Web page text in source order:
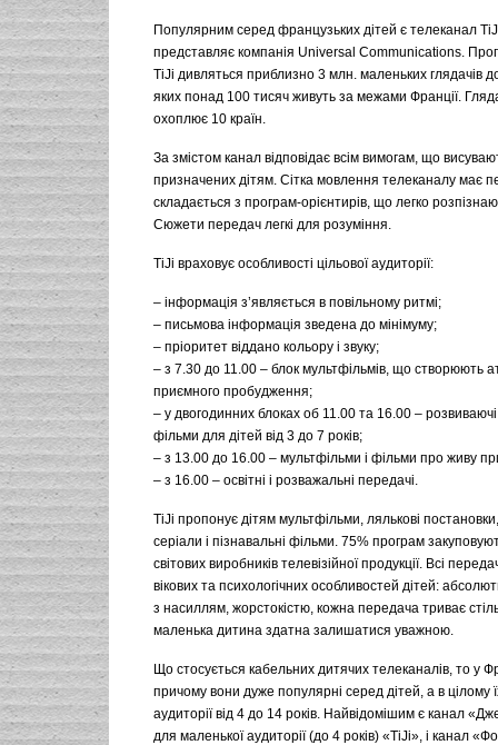
Популярним серед французьких дітей є телеканал
представляє компанія Universal Communications.
TiJi дивляться приблизно 3 млн. маленьких глядачів
яких понад 100 тисяч живуть за межами Франції.
охоплює 10 країн.
За змістом канал відповідає всім вимогам, що
призначених дітям. Сітка мовлення телеканалу має
складається з програм-орієнтирів, що легко
Сюжети передач легкі для розуміння.
TiJi враховує особливості цільової аудиторії:
– інформація з’являється в повільному ритмі;
– письмова інформація зведена до мінімуму;
– пріоритет віддано кольору і звуку;
– з 7.30 до 11.00 – блок мультфільмів, що створюють
приємного пробудження;
– у двогодинних блоках об 11.00 та 16.00 –
фільми для дітей від 3 до 7 років;
– з 13.00 до 16.00 – мультфільми і фільми про живу
– з 16.00 – освітні і розважальні передачі.
TiJi пропонує дітям мультфільми, лялькові
серіали і пізнавальні фільми. 75% програм
світових виробників телевізійної продукції. Всі
вікових та психологічних особливостей дітей:
з насиллям, жорстокістю, кожна передача триває
маленька дитина здатна залишатися уважною.
Що стосується кабельних дитячих телеканалів, то у
причому вони дуже популярні серед дітей, а в цілому
аудиторії від 4 до 14 років. Найвідомішим є канал
для маленької аудиторії (до 4 років) «TiJi», і канал «Фо-